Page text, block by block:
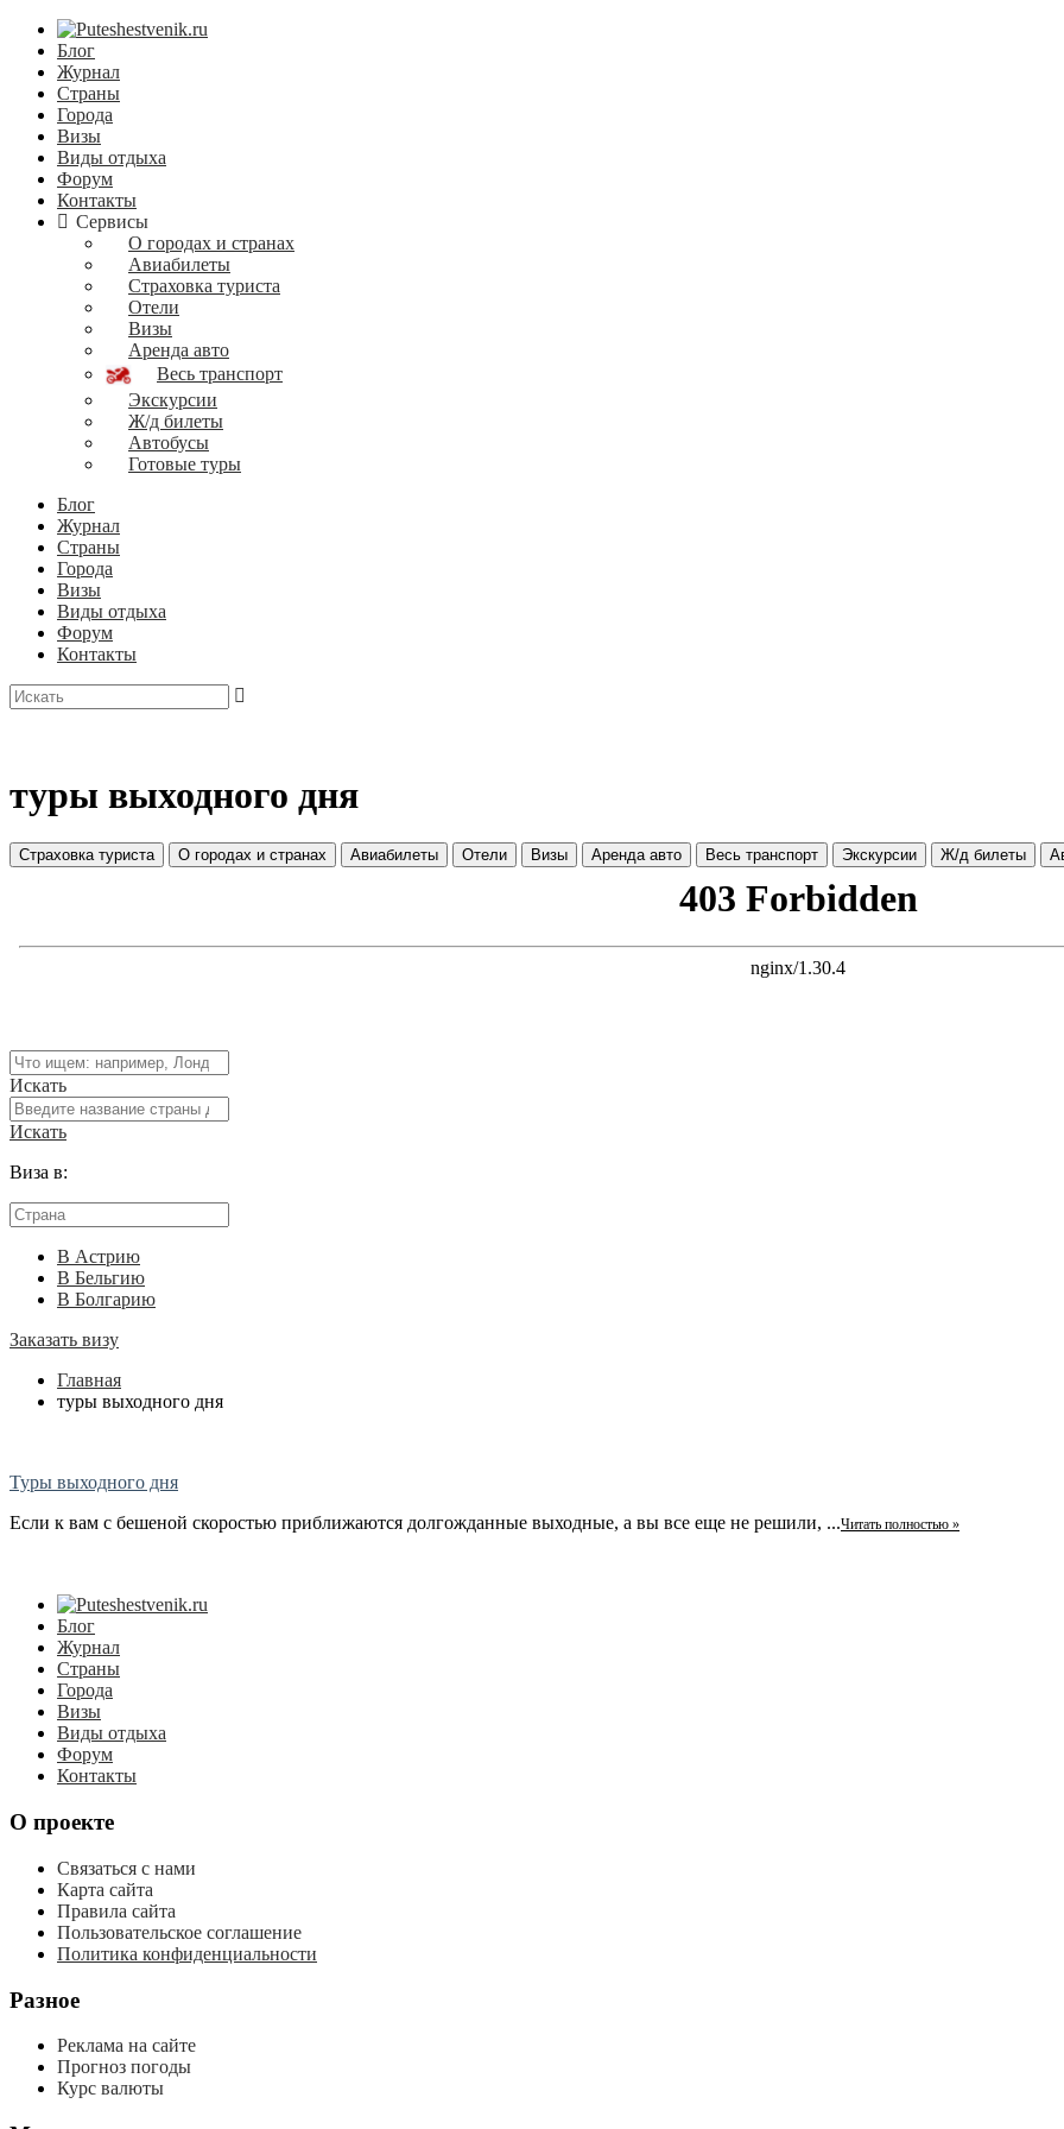
Блог
Журнал
Страны
Города
Визы
Виды отдыха
Форум
Контакты
Сервисы
О городах и странах
Авиабилеты
Страховка туриста
Отели
Визы
Аренда авто
Весь транспорт
Экскурсии
Ж/д билеты
Автобусы
Готовые туры
Блог
Журнал
Страны
Города
Визы
Виды отдыха
Форум
Контакты
туры выходного дня
Страховка туриста О городах и странах Авиабилеты Отели Визы Аренда авто Весь транспорт Экскурсии Ж/д билеты
Искать
Искать
Виза в:
В Астрию
В Бельгию
В Болгарию
Заказать визу
Главная
туры выходного дня
Туры выходного дня
Если к вам с бешеной скоростью приближаются долгожданные выходные, а вы все еще не решили, ...Читать полностью »
Блог
Журнал
Страны
Города
Визы
Виды отдыха
Форум
Контакты
О проекте
Связаться с нами
Карта сайта
Правила сайта
Пользовательское соглашение
Политика конфиденциальности
Разное
Реклама на сайте
Прогноз погоды
Курс валюты